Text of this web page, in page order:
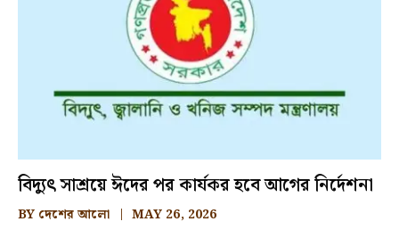
বিদ্যুৎ সাশ্রয়ে ঈদের পর কার্যকর হবে আগের নির্দেশনা
BY দেশের আলো MAY 26, 2026